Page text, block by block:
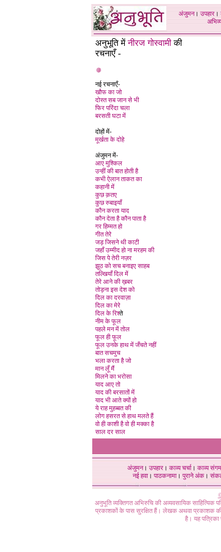
अंजुमन।उपहार।
अनुभूति मेंनीरज गोस्वामीकी
रचनाएँ -
नई रचनाएँ-
खौफ का जो
दोस्त सब जान से भी
फिर परिंदा चला
बरसती घटा में
दोहों में-
मूर्खता के दोहे
अंजुमन में-
आए मुश्किल
उन्हीं की बात होती है
कभी ऐलान ताकत का
कहानी में
कुछ क़तए
कुछ रुबाइयाँ
कौन करता याद
कौन देता है कौन पाता है
गर हिम्मत हो
गीत तेरे
जड़ जिसने थी काटी
जहाँ उम्मीद हो ना मरहम की
जिस पे तेरी नज़र
झूठ को सच बनाइए साहब
तल्खियाँ दिल मे
तेरे आने की ख़बर
तोड़ना इस देश को
दिल का दरवाज़ा
दिल का मेरे
दिल के रिश्ते
नीम के फूल
पहले मन में तोल
फूल ही फूल
फूल उनके हाथ में जँचते नही
बात सचमुच
भला करता है जो
मान लूँ मै
मिलने का भरोसा
याद आए तो
याद की बरसातों में
याद भी आते क्यों हो
ये राह मुहब्बत की
लोग हसरत से हाथ मलते हैं
वो ही काशी है वो ही मक्का है
साल दर साल
अंजुमन।उपहार।काव्य चर्चा।काव्य संगम
नई हवा। पाठकनामा। पुराने अंक।
अनुभूति व्यक्तिगत अभिरुचि की अव्यवसायिक
प्रकाशकों के पास सुरक्षित हैं। लेखक अथवा प्रकाशक की
है। यह पत्रिका